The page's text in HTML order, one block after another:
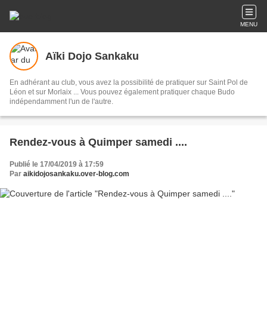
MENU
Aïki Dojo Sankaku
En adhérant au club, vous avez la possibilité de pratiquer sur Saint Pol de
Léon et sur Morlaix ... Vous pouvez également pratiquer chaque Budo
indépendamment l'un de l'autre.
Rendez-vous à Quimper samedi ....
Publié le 17/04/2019 à 17:59
Par aikidojosankaku.over-blog.com